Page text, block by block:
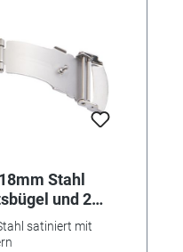
Stahl
und 2
satiniert mit